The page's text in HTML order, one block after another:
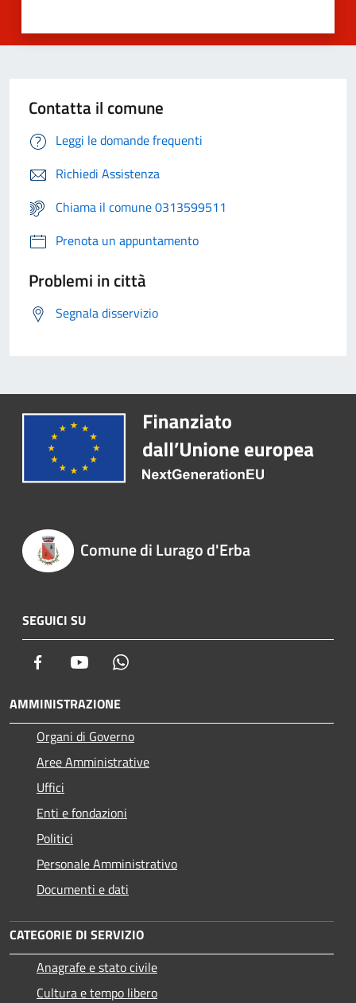
Contatta il comune
Leggi le domande frequenti
Richiedi Assistenza
Chiama il comune 0313599511
Prenota un appuntamento
Problemi in città
Segnala disservizio
Comune di Lurago d'Erba
SEGUICI SU
Facebook Youtube
AMMINISTRAZIONE
Organi di Governo
Aree Amministrative
Uffici
Enti e fondazioni
Politici
Personale Amministrativo
Documenti e dati
CATEGORIE DI SERVIZIO
Anagrafe e stato civile
Cultura e tempo libero